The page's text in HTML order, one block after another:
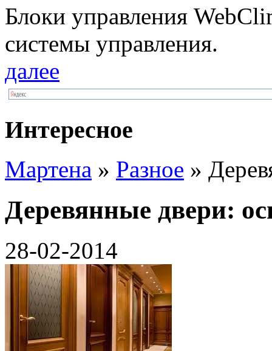
Блоки упрaвлeния
системы управления.
далее
Интересное
Мартена » Разное »
Деревянные двери:
28-02-2014